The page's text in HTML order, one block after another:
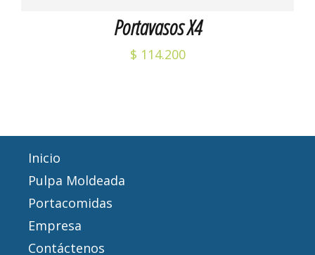
Portavasos X4
$ 114.200
Inicio
Pulpa Moldeada
Portacomidas
Empresa
Contáctenos